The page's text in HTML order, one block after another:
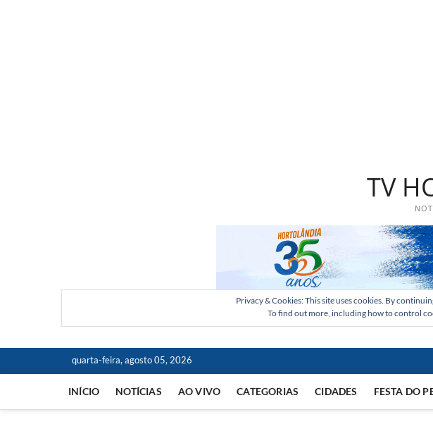
TV
Privacy & Cookies: This site uses cookies. By
To find out more, including how to control
quarta-feira, agosto 05, 2026
INÍCIO NOTÍCIAS AO VIVO CATEGORIAS CIDADES FESTA DO